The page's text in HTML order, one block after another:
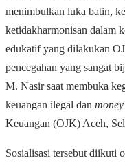
menimbulkan luka batin,
ketidakharmonisan dalam
edukatif yang dilakukan
pencegahan yang sangat
M. Nasir saat membuka
keuangan ilegal dan
Keuangan (OJK) Aceh,
Sosialisasi tersebut diikuti